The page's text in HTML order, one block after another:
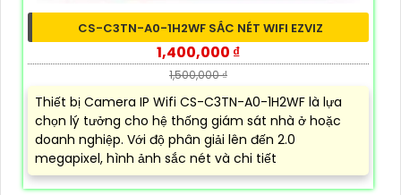
CS-C3TN-A0-1H2WF SẮC NÉT WIFI EZVIZ
1,400,000 ₫
1,500,000 ₫
Thiết bị Camera IP Wifi CS-C3TN-A0-1H2WF là lựa
chọn lý tưởng cho hệ thống giám sát nhà ở hoặc
doanh nghiệp. Với độ phân giải lên đến 2.0
megapixel, hình ảnh sắc nét và chi tiết